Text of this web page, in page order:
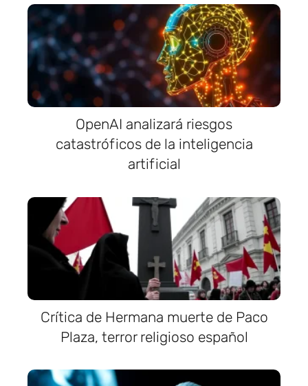
OpenAI analizará riesgos
catastróficos de la inteligencia
artificial
Crítica de Hermana muerte de Paco
Plaza, terror religioso español